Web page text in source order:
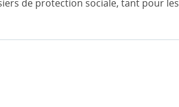
de protection sociale, tant pour les